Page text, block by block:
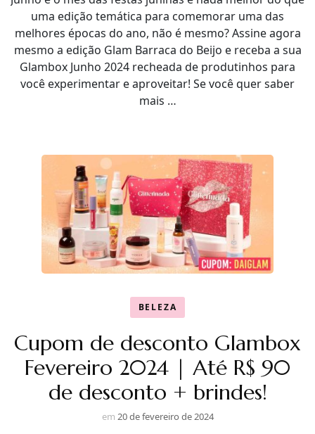
uma edição temática para comemorar uma das
melhores épocas do ano, não é mesmo? Assine agora
mesmo a edição Glam Barraca do Beijo e receba a sua
Glambox Junho 2024 recheada de produtinhos para
você experimentar e aproveitar! Se você quer saber
mais …
BELEZA
Cupom de desconto Glambox
Fevereiro 2024 | Até R$ 90
de desconto + brindes!
em 20 de fevereiro de 2024